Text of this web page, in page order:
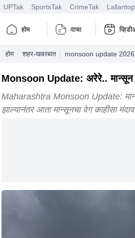
UPTak SportsTak CrimeTak Lallantop
होम वाचा
होम शहर-खबरबात monsoon update
Monsoon Update: अरेरे.. मान्सून
Maharashtra Monsoon Update:
झाल्यानंतर आता मान्सूनचा वेग काहीसा